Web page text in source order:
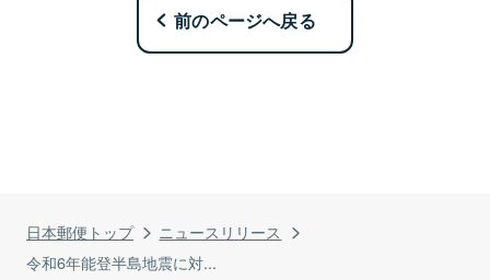
日本郵便トップ
ニュースリリース
令和6年能登半島地震に対...
前のページへ戻る